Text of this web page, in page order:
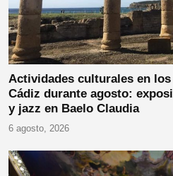
Actividades culturales en
Cádiz durante agosto:
y jazz en Baelo Claudia
6 agosto, 2026